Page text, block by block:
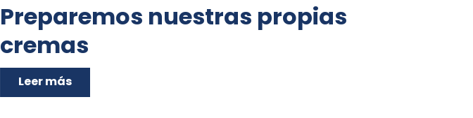
Preparemos nuestras propias
cremas
Leer más